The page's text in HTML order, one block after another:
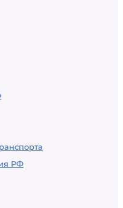
РФ